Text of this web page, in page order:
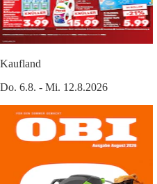
Kaufland
Do. 6.8. - Mi. 12.8.2026